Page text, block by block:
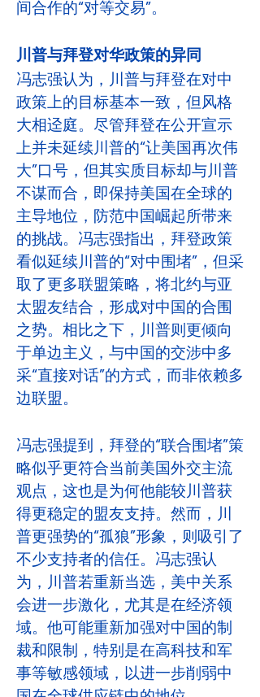
间合作的“对等交易”。
川普与拜登对华政策的异同
冯志强认为，川普与拜登在对中
政策上的目标基本一致，但风格
大相迳庭。尽管拜登在公开宣示
上并未延续川普的“让美国再次伟
大”口号，但其实质目标却与川普
不谋而合，即保持美国在全球的
主导地位，防范中国崛起所带来
的挑战。冯志强指出，拜登政策
看似延续川普的“对中围堵”，但采
取了更多联盟策略，将北约与亚
太盟友结合，形成对中国的合围
之势。相比之下，川普则更倾向
于单边主义，与中国的交涉中多
采“直接对话”的方式，而非依赖多
边联盟。
冯志强提到，拜登的“联合围堵”策
略似乎更符合当前美国外交主流
观点，这也是为何他能较川普获
得更稳定的盟友支持。然而，川
普更强势的“孤狼”形象，则吸引了
不少支持者的信任。冯志强认
为，川普若重新当选，美中关系
会进一步激化，尤其是在经济领
域。他可能重新加强对中国的制
裁和限制，特别是在高科技和军
事等敏感领域，以进一步削弱中